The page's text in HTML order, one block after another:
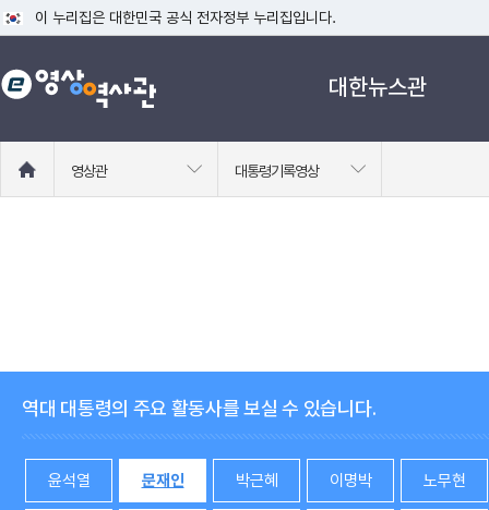
이 누리집은 대한민국 공식 전자정부 누리집입니다.
공식 누리집 주소 확인하기
go.kr 주소를 사용하는 누리집은 대한민국 정부기관이 관리하는 누리집입니
대한뉴스관
로
영상관 대통령기록영상
역대 대통령의 주요 활동사를 보실 수 있습니다.
윤석열 문재인 박근혜 이명박 노무현